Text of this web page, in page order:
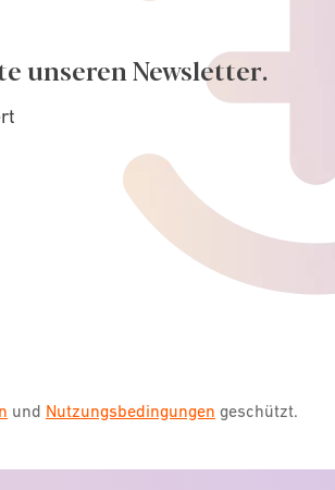
unseren Newsletter.
und Nutzungsbedingungen geschützt.